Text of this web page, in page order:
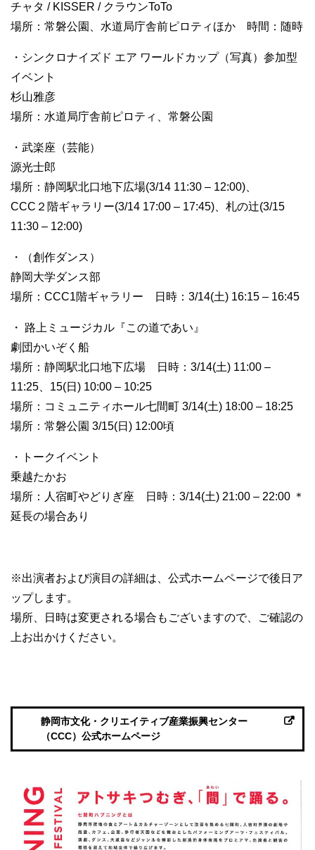
チャタ / KISSER / クラウンToTo
場所：常磐公園、水道局庁舎前ピロティほか 時間：随時
・シンクロナイズド エア ワールドカップ（写真）参加型
イベント
杉山雅彦
場所：水道局庁舎前ピロティ、常磐公園
・武楽座（芸能）
源光士郎
場所：静岡駅北口地下広場(3/14 11:30 – 12:00)、
CCC２階ギャラリー(3/14 17:00 – 17:45)、札の辻(3/15
11:30 – 12:00)
・（創作ダンス）
静岡大学ダンス部
場所：CCC1階ギャラリー 日時：3/14(土) 16:15 – 16:45
・ 路上ミュージカル『この道であい』
劇団かいぞく船
場所：静岡駅北口地下広場 日時：3/14(土) 11:00 –
11:25、15(日) 10:00 – 10:25
場所：コミュニティホール七間町 3/14(土) 18:00 – 18:25
場所：常磐公園 3/15(日) 12:00頃
・トークイベント
乗越たかお
場所：人宿町やどりぎ座 日時：3/14(土) 21:00 – 22:00 ＊
延長の場合あり
※出演者および演目の詳細は、公式ホームページで後日ア
ップします。
場所、日時は変更される場合もございますので、ご確認の
上お出かけください。
静岡市文化・クリエイティブ産業振興センター
（CCC）公式ホームページ